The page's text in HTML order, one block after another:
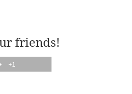
friends!
+1